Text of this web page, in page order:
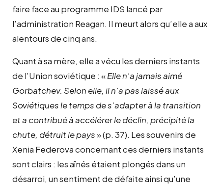
faire face au programme IDS lancé par
l’administration Reagan. Il meurt alors qu’elle a aux
alentours de cinq ans.
Quant à sa mère, elle a vécu les derniers instants
de l’Union soviétique : «Elle n’a jamais aimé
Gorbatchev. Selon elle, il n’a pas laissé aux
Soviétiques le temps de s’adapter à la transition
et a contribué à accélérer le déclin, précipité la
chute, détruit le pays» (p. 37). Les souvenirs de
Xenia Federova concernant ces derniers instants
sont clairs : les aînés étaient plongés dans un
désarroi, un sentiment de défaite ainsi qu’une